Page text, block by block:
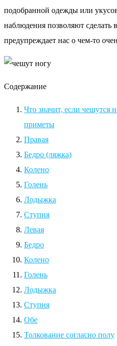
подобранной одежды или
наблюдения позволяют сделать
предупреждает нас о чем-то
Содержание
Что значит, если чешутся
приметы
Правая
Бедро (ляжка)
Колено
Голень
Лодыжка
Ступня
Левая
Бедро
Колено
Голень
Лодыжка
Ступня
Обе
Толкование согласно полу